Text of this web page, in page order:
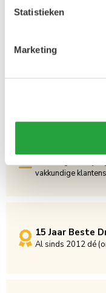
Statistieken
Marketing
vakkundige
15 Jaar Beste
Al sinds 2012 dé